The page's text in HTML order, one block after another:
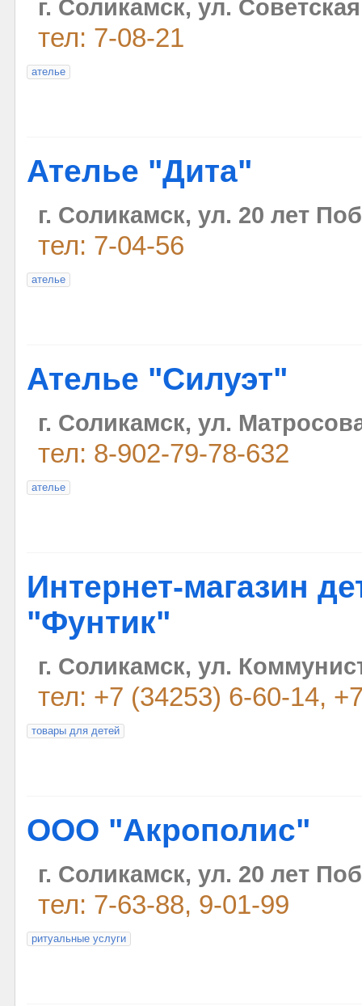
г. Соликамск, ул.
тел: 7-08-21
ателье
Ателье "Дита"
г. Соликамск, ул. 20 лет
тел: 7-04-56
ателье
Ателье "Силуэт"
г. Соликамск, ул.
тел: 8-902-79-78-632
ателье
Интернет-магазин
"Фунтик"
г. Соликамск, ул.
тел: +7 (34253) 6-60-14,
товары для детей
ООО "Акрополис"
г. Соликамск, ул. 20 лет
тел: 7-63-88, 9-01-99
ритуальные услуги